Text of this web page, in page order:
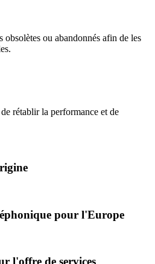
ou abandonnés afin de les
rétablir la performance et de
pour l'Europe
l'offre de services